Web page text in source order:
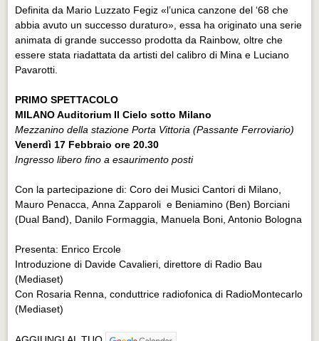
Definita da Mario Luzzato Fegiz «l’unica canzone del ‘68 che
abbia avuto un successo duraturo», essa ha originato una serie
animata di grande successo prodotta da Rainbow, oltre che
essere stata riadattata da artisti del calibro di Mina e Luciano
Pavarotti.
PRIMO SPETTACOLO
MILANO Auditorium Il Cielo sotto Milano
Mezzanino della stazione Porta Vittoria (Passante Ferroviario)
Venerdì 17 Febbraio ore 20.30
Ingresso libero fino a esaurimento posti
Con la partecipazione di: Coro dei Musici Cantori di Milano,
Mauro Penacca, Anna Zapparoli e Beniamino (Ben) Borciani
(Dual Band), Danilo Formaggia, Manuela Boni, Antonio Bologna
Presenta: Enrico Ercole
Introduzione di Davide Cavalieri, direttore di Radio Bau
(Mediaset)
Con Rosaria Renna, conduttrice radiofonica di RadioMontecarlo
(Mediaset)